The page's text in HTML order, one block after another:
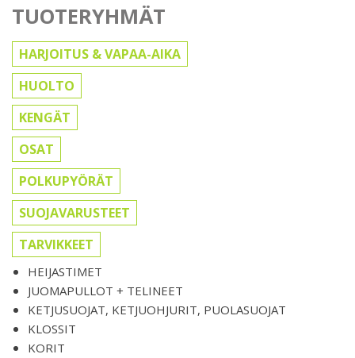
TUOTERYHMÄT
HARJOITUS & VAPAA-AIKA
HUOLTO
KENGÄT
OSAT
POLKUPYÖRÄT
SUOJAVARUSTEET
TARVIKKEET
HEIJASTIMET
JUOMAPULLOT + TELINEET
KETJUSUOJAT, KETJUOHJURIT, PUOLASUOJAT
KLOSSIT
KORIT